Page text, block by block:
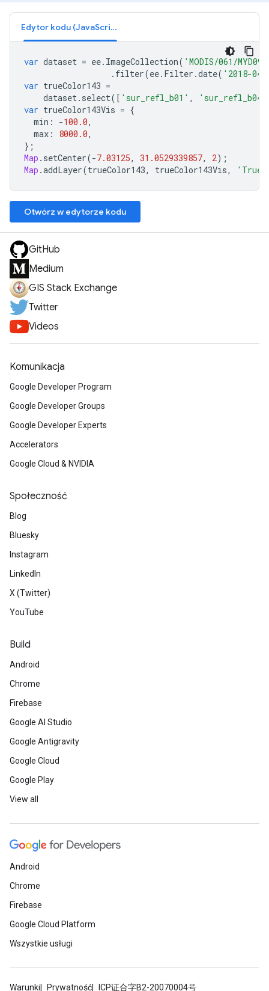
Edytor kodu (JavaScript)
var dataset = ee. ImageCollection( 'MODIS/061/
. filter(ee. Filter .date( '2018-
var trueColor143 =
dataset. select([ 'sur_refl_b01' , 'sur_refl_b04'
var trueColor143Vis = {
min : -100.0,
max : 8000.0,
};
Map . setCenter(-7.03125, 31.0529339857, 2);
Map .addLayer(trueColor143, trueColor143Vis, 'True
Otwórz w edytorze kodu
GitHub
Medium
GIS Stack Exchange
Twitter
Videos
Komunikacja
Google Developer Program
Google Developer Groups
Google Developer Experts
Accelerators
Google Cloud & NVIDIA
Społeczność
Blog
Bluesky
Instagram
LinkedIn
X (Twitter)
YouTube
Build
Android
Chrome
Firebase
Google AI Studio
Google Antigravity
Google Cloud
Google Play
View all
Android
Chrome
Firebase
Google Cloud Platform
Wszystkie usługi
Warunki Prywatność ICP证合字B2-20070004号